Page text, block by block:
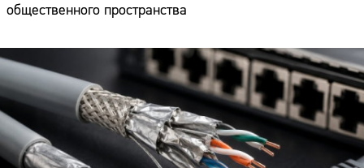
общественного пространства